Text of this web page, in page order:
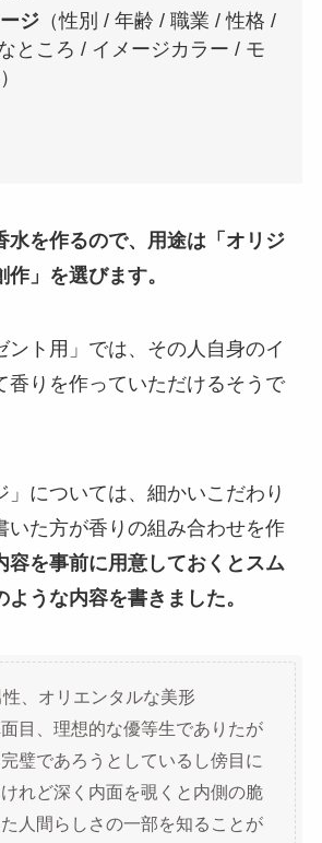
ジ（性別 / 年齢 / 職業 / 性格 /
ところ / イメージカラー / モ
水を作るので、用途は「オリジ
」を選びます。
ント用」では、その人自身のイ
香りを作っていただけるそうで
」については、細かいこだわり
いた方が香りの組み合わせを作
容を事前に用意しておくとスム
ような内容を書きました。
、オリエンタルな美形
目、理想的な優等生でありたが
璧であろうとしているし傍目に
れど深く内面を覗くと内側の脆
人間らしさの一部を知ることが